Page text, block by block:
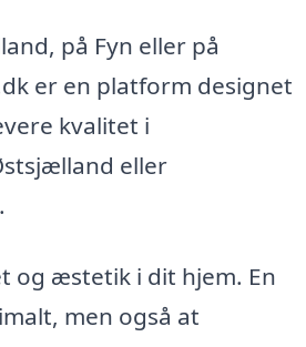
på Fyn eller på
er en platform designet
kvalitet i
eller
og æstetik i dit hjem. En
men også at